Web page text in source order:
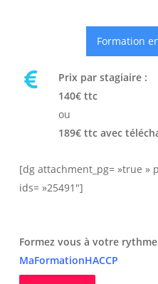
Formation
Prix par stagiaire :
140€ ttc
ou
189€ ttc avec
[dg attachment_pg= »true »
ids= »25491″]
Formez vous à votre
MaFormationHACCP